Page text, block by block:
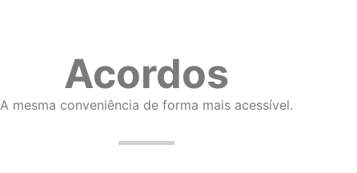
Acordos
A mesma conveniência de forma mais acessível.